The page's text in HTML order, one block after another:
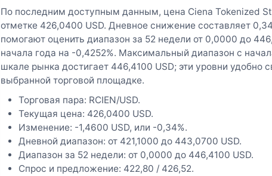
По последним доступным данным, цена Ciena Tokenized
отметке 426,0400 USD. Дневное снижение составляет
помогают оценить диапазон за 52 недели от 0,0000 до
начала года на -0,4252%. Максимальный диапазон с
шкале рынка достигает 446,4100 USD; эти уровни удобно
выбранной торговой площадке.
Торговая пара: RCIEN/USD.
Текущая цена: 426,0400 USD.
Изменение: -1,4600 USD, или -0,34%.
Дневной диапазон: от 421,1000 до 443,0700 USD.
Диапазон за 52 недели: от 0,0000 до 446,4100 USD.
Спрос и предложение: 422,80 / 426,52.